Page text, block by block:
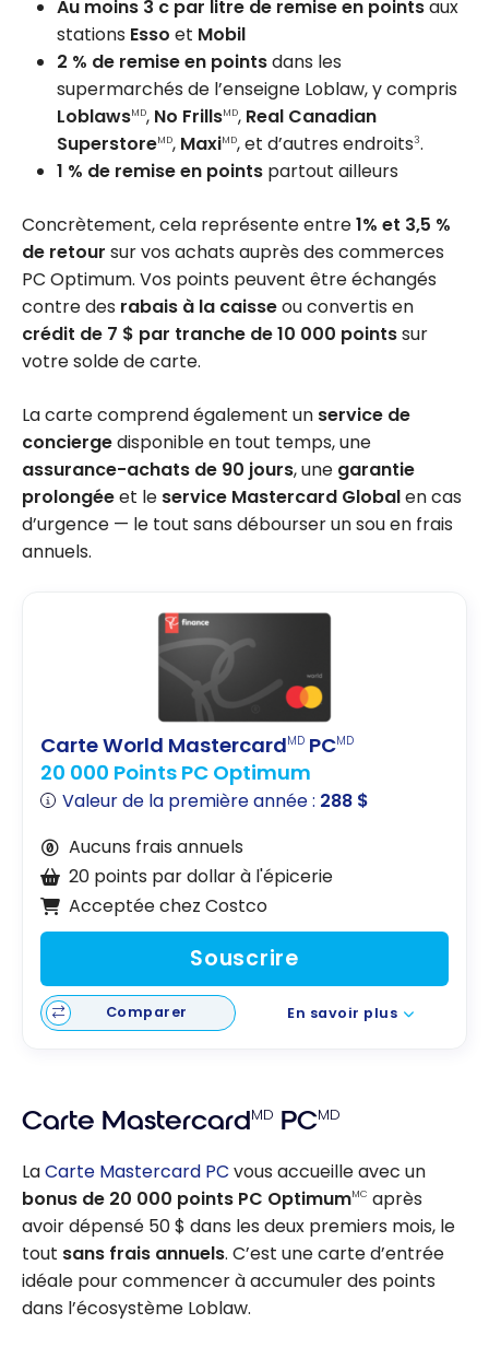
Au moins 3 c par litre de remise en pointsaux
stations Esso et Mobil
2 % de remise en pointsdans les
supermarchés de l’enseigne Loblaw, y compris
LoblawsMD, No FrillsMD, Real Canadian
SuperstoreMD, MaxiMD, et d’autres endroits3.
1 % de remise en points partout ailleurs
Concrètement, cela représente entre1% et 3,5 %
de retour sur vos achats auprès des commerces
PC Optimum. Vos points peuvent être échangés
contre des rabais à la caisseou convertis en
crédit de 7 $ par tranche de 10 000 pointssur
votre solde de carte.
La carte comprend également un service de
conciergedisponible en tout temps, une
assurance-achats de 90 jours, une garantie
prolongéeet le service Mastercard Globalen cas
d’urgence — le tout sans débourser un sou en frais
annuels.
Carte World MastercardMD PCMD
20 000 Points PC Optimum
Valeur de la première année : 288 $
Aucuns frais annuels
20 points par dollar à l'épicerie
Acceptée chez Costco
Souscrire
Comparer En savoir plus
Carte MastercardMD PCMD
LaCarte Mastercard PC vous accueille avec un
bonus de 20 000 points PC OptimumMC après
avoir dépensé 50 $ dans les deux premiers mois, le
tout sans frais annuels. C’est une carte d’entrée
idéale pour commencer à accumuler des points
dans l’écosystème Loblaw.